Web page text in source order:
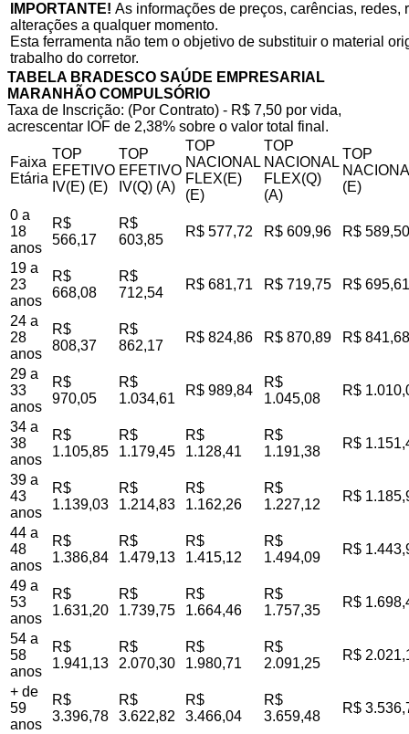
IMPORTANTE! As informações de preços, carências,
alterações a qualquer momento.
Esta ferramenta não tem o objetivo de substituir o material
trabalho do corretor.
TABELA BRADESCO SAÚDE EMPRESARIAL
MARANHÃO COMPULSÓRIO
Taxa de Inscrição: (Por Contrato) - R$ 7,50 por vida,
acrescentar IOF de 2,38% sobre o valor total final.
Faixa
Etária
TOP
EFETIVO
IV(E) (E)
TOP
EFETIVO
IV(Q) (A)
TOP
NACIONAL
FLEX(E)
(E)
TOP
NACIONAL
FLEX(Q)
(A)
TOP
(E)
0 a
18
anos
R$
566,17
R$
603,85
R$ 577,72 R$ 609,96 R$ 589,50
19 a
23
anos
R$
668,08
R$
712,54
R$ 681,71 R$ 719,75 R$ 695,61
24 a
28
anos
R$
808,37
R$
862,17
R$ 824,86 R$ 870,89 R$ 841,68
29 a
33
anos
R$
970,05
R$
1.034,61
R$ 989,84
R$
1.045,08
R$
34 a
38
anos
R$
1.105,85
R$
1.179,45
R$
1.128,41
R$
1.191,38
R$
39 a
43
anos
R$
1.139,03
R$
1.214,83
R$
1.162,26
R$
1.227,12
R$
44 a
48
anos
R$
1.386,84
R$
1.479,13
R$
1.415,12
R$
1.494,09
R$
49 a
53
anos
R$
1.631,20
R$
1.739,75
R$
1.664,46
R$
1.757,35
R$
54 a
58
anos
R$
1.941,13
R$
2.070,30
R$
1.980,71
R$
2.091,25
R$
+ de
59
anos
R$
3.396,78
R$
3.622,82
R$
3.466,04
R$
3.659,48
R$